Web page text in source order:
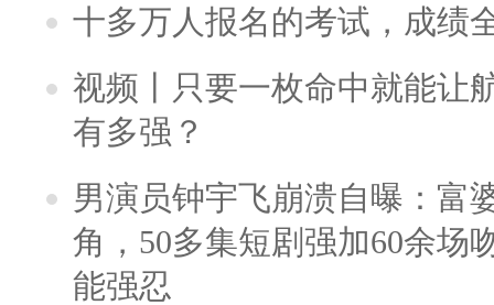
十多万人报名的考试，成绩
视频丨只要一枚命中就能让
有多强？
男演员钟宇飞崩溃自曝：富
角，50多集短剧强加60余场
能强忍